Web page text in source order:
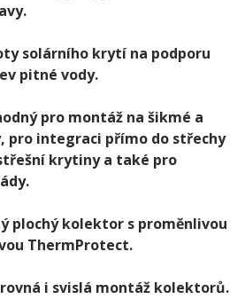
solárního krytí na podporu
pitné vody.
pro montáž na šikmé a
pro integraci přímo do střechy
krytiny a také pro
plochý kolektor s proměnlivou
ThermProtect.
i svislá montáž kolektorů.